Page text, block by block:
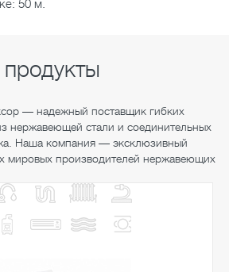
50 м.
— надежный поставщик гибких
нержавеющей стали и соединительных
Наша компания — эксклюзивный
мировых производителей нержавеющих